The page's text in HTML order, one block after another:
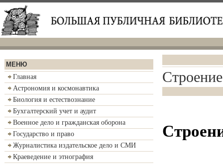
МЕНЮ
Главная
Астрономия и космонавтика
Биология и естествознание
Бухгалтерский учет и аудит
Военное дело и гражданская оборона
Государство и право
Журналистика издательское дело и СМИ
Краеведение и этнография